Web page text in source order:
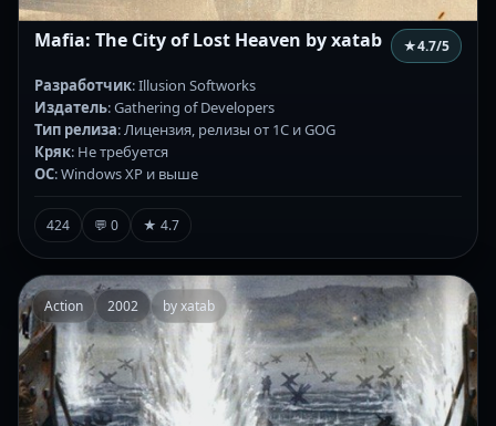
Mafia: The City of Lost Heaven by xatab ★4.7/5
Разработчик: Illusion Softworks
Издатель: Gathering of Developers
Тип релиза: Лицензия, релизы от 1С и GOG
Кряк: Не требуется
ОС: Windows XP и выше
424 💬 0 ★ 4.7
Action 2002 by xatab